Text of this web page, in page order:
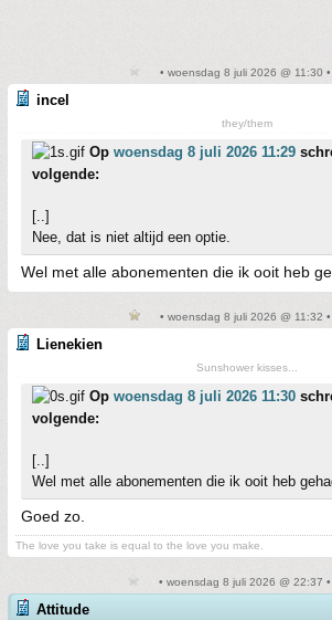
• woensdag 8 juli 2026 @ 11:30
incel
they/them
Op woensdag 8 juli 2026 11:29
volgende:
[..]
Nee, dat is niet altijd een optie.
Wel met alle abonementen die ik ooit heb
• woensdag 8 juli 2026 @ 11:32
Lienekien
Sunshower kisses...
Op woensdag 8 juli 2026 11:30
volgende:
[..]
Wel met alle abonementen die ik ooit heb
Goed zo.
The love you take is equal to the love you make.
• woensdag 8 juli 2026 @ 22:37
Attitude